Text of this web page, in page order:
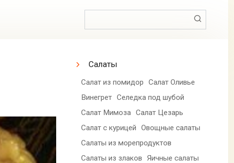
Салаты
Салат из помидор
Салат Оливье
Винегрет Селедка под шубой
Салат Мимоза Салат Цезарь
Салат с курицей
Овощные салаты
Салаты из морепродуктов
Салаты из злаков
Яичные салаты